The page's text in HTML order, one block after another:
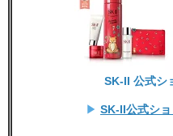
SK-II 公式シ
▶ SK-II公式シ